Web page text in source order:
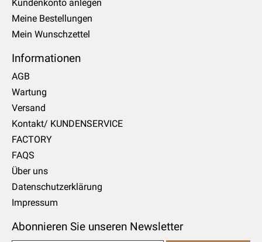
Kundenkonto anlegen
Meine Bestellungen
Mein Wunschzettel
Informationen
AGB
Wartung
Versand
Kontakt/ KUNDENSERVICE
FACTORY
FAQS
Über uns
Datenschutzerklärung
Impressum
Abonnieren Sie unseren Newsletter